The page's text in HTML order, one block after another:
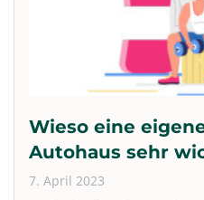
Wieso eine
Autohaus sehr
7. April 2023